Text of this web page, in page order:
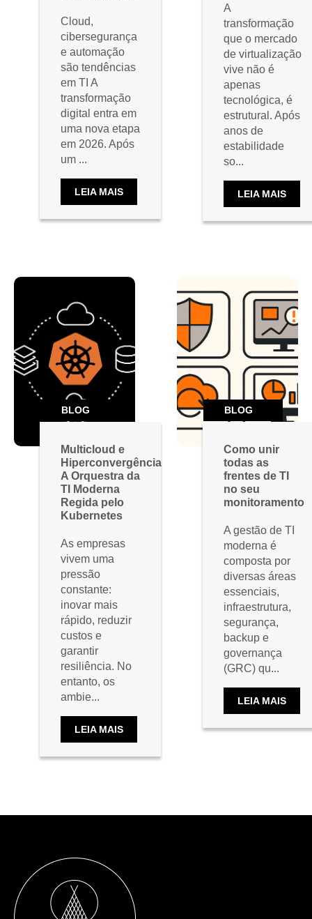
Cloud,
cibersegurança
e automação
são tendências
em TI A
transformação
digital entra em
uma nova etapa
em 2026. Após
um ...
LEIA MAIS
A
transformação
que o mercado
de virtualização
vive não é
apenas
tecnológica, é
estrutural. Após
anos de
estabilidade
so...
LEIA MAIS
BLOG
Multicloud e
Hiperconvergência
A Orquestra da
TI Moderna
Regida pelo
Kubernetes
As empresas
vivem uma
pressão
constante:
inovar mais
rápido, reduzir
custos e
garantir
resiliência. No
entanto, os
ambie...
LEIA MAIS
BLOG
Como unir
todas as
frentes de TI
no seu
monitoramento
A gestão de TI
moderna é
composta por
diversas áreas
essenciais,
infraestrutura,
segurança,
backup e
governança
(GRC) qu...
LEIA MAIS